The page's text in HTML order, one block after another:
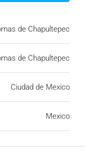
de Chapultepec
de Chapultepec
Ciudad de Mexico
Mexico